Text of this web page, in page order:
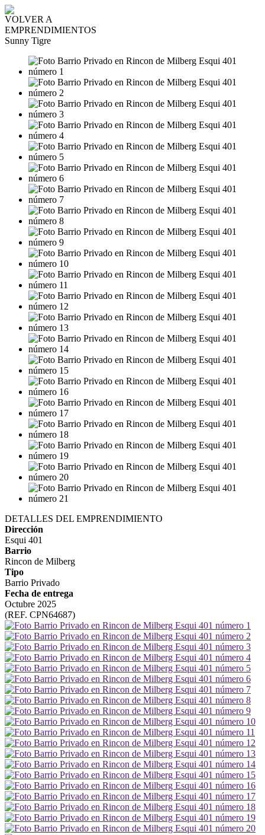
VOLVER A
EMPRENDIMIENTOS
Sunny Tigre
DETALLES DEL EMPRENDIMIENTO
Dirección
Esqui 401
Barrio
Rincon de Milberg
Tipo
Barrio Privado
Fecha de entrega
Octubre 2025
(REF. CPN64687)